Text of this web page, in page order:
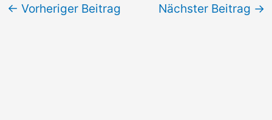
← Vorheriger Beitrag Nächster Beitrag →